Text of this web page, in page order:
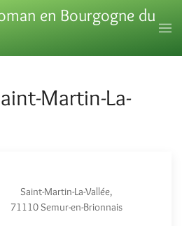
en Bourgogne du
Martin-La-
Saint-Martin-La-Vallée,
71110 Semur-en-Brionnais